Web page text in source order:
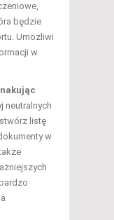
będzie
Umożliwi
w
neutralnych
listę
w